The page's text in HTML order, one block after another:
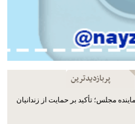
پربازدیدترین
مجلس؛ تأکید بر حمایت از زندانیان